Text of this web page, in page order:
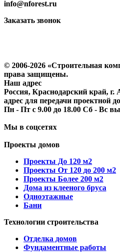
info@nforest.ru
Заказать звонок
© 2006-2026 «Строительная
права защищены.
Наш адрес
Россия, Краснодарский край,
адрес для передачи проектной
Пн - Пт с 9.00 до 18.00 Сб - Вс
Мы в соцсетях
Проекты домов
Проекты До 120 м2
Проекты От 120 до 200 м2
Проекты Более 200 м2
Дома из клееного бруса
Одноэтажные
Бани
Технологии строительства
Отделка домов
Фундаментные работы